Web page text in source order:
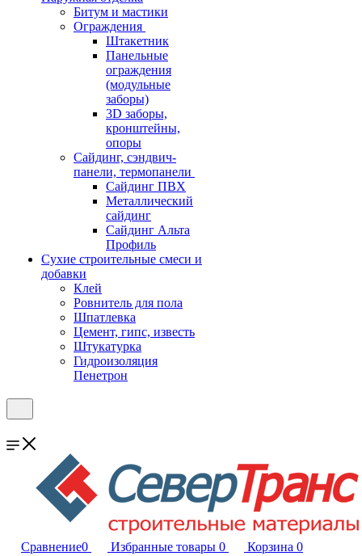
Битум и мастики
Ограждения
Штакетник
Панельные
ограждения
(модульные
заборы)
3D заборы,
кронштейны,
опоры
Cайдинг, сэндвич-
панели, термопанели
Сайдинг ПВХ
Металлический
сайдинг
Сайдинг Альта
Профиль
Сухие строительные смеси и
добавки
Клей
Ровнитель для пола
Шпатлевка
Цемент, гипс, известь
Штукатурка
Гидроизоляция
Пенетрон
Сравнение0 Избранные товары 0 Корзина 0